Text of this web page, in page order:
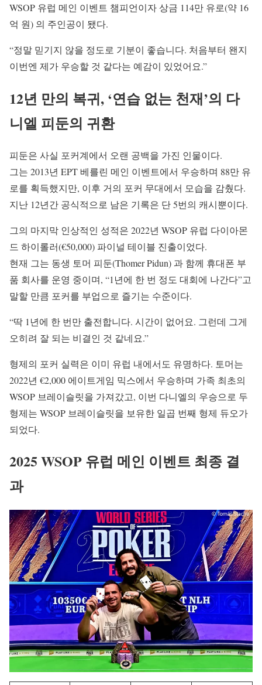
WSOP 유럽 메인 이벤트 챔피언이자 상금 114만 유로(약 16
억 원) 의 주인공이 됐다.
“정말 믿기지 않을 정도로 기분이 좋습니다. 처음부터 왠지
이번엔 제가 우승할 것 같다는 예감이 있었어요.”
12년 만의 복귀, ‘연습 없는 천재’의 다
니엘 피둔의 귀환
피둔은 사실 포커계에서 오랜 공백을 가진 인물이다.
그는 2013년 EPT 베를린 메인 이벤트에서 우승하며 88만 유
로를 획득했지만, 이후 거의 포커 무대에서 모습을 감췄다.
지난 12년간 공식적으로 남은 기록은 단 5번의 캐시뿐이다.
그의 마지막 인상적인 성적은 2022년 WSOP 유럽 다이아몬
드 하이롤러(€50,000) 파이널 테이블 진출이었다.
현재 그는 동생 토머 피둔(Thomer Pidun) 과 함께 휴대폰 부
품 회사를 운영 중이며, “1년에 한 번 정도 대회에 나간다”고
말할 만큼 포커를 부업으로 즐기는 수준이다.
“딱 1년에 한 번만 출전합니다. 시간이 없어요. 그런데 그게
오히려 잘 되는 비결인 것 같네요.”
형제의 포커 실력은 이미 유럽 내에서도 유명하다. 토머는
2022년 €2,000 에이트게임 믹스에서 우승하며 가족 최초의
WSOP 브레이슬릿을 가져갔고, 이번 다니엘의 우승으로 두
형제는 WSOP 브레이슬릿을 보유한 일곱 번째 형제 듀오가
되었다.
2025 WSOP 유럽 메인 이벤트 최종 결
과